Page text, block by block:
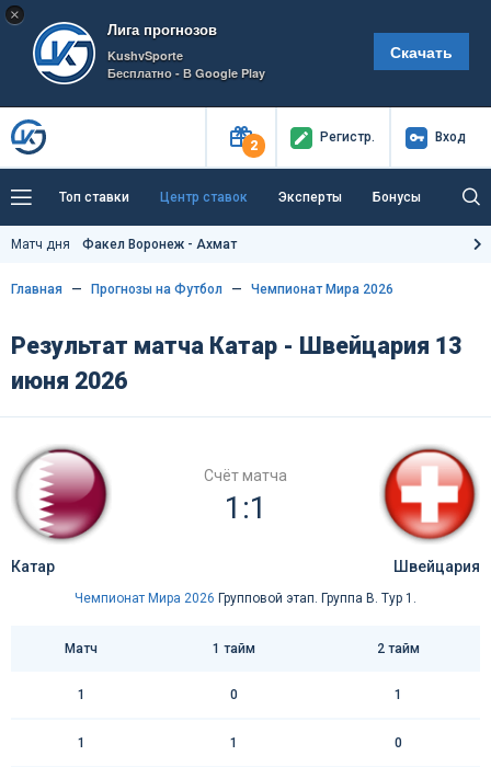
×
Лига прогнозов
KushvSporte
Бесплатно - В Google Play
Скачать
2
Регистр. Вход
Топ ставки Центр ставок Эксперты Бонусы
Тренды Букмекеры
Как тут заработать?
Матч дня Факел Воронеж - Ахмат
Главная Прогнозы на Футбол Чемпионат Мира 2026
Результат матча Катар - Швейцария 13
июня 2026
Счёт матча
1:1
Катар Швейцария
Чемпионат Мира 2026 Групповой этап. Группа B. Тур 1.
Матч 1 тайм 2 тайм
1 0 1
1 1 0